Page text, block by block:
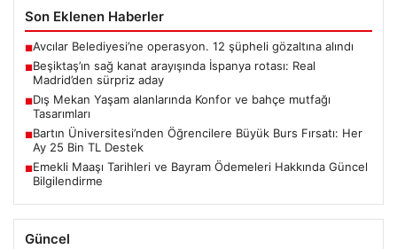
Son Eklenen Haberler
■Avcılar Belediyesi’ne operasyon. 12 şüpheli gözaltına alındı
■Beşiktaş’ın sağ kanat arayışında İspanya rotası: Real
Madrid’den sürpriz aday
■Dış Mekan Yaşam alanlarında Konfor ve bahçe mutfağı
Tasarımları
■Bartın Üniversitesi’nden Öğrencilere Büyük Burs Fırsatı: Her
Ay 25 Bin TL Destek
■Emekli Maaşı Tarihleri ve Bayram Ödemeleri Hakkında Güncel
Bilgilendirme
Güncel